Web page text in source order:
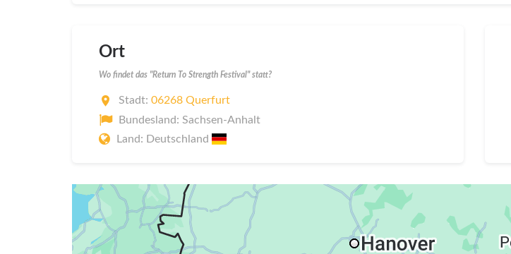
Ort
Wo findet das "Return To Strength Festival" statt?
Stadt: 06268 Querfurt
Bundesland: Sachsen-Anhalt
Land: Deutschland